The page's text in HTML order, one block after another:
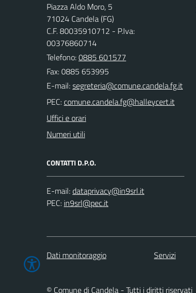
Piazza Aldo Moro, 5
71024 Candela (FG)
C.F. 80035910712 - P.Iva:
00376860714
Telefono:0885 601577
Fax: 0885 653995
E-mail:
PEC:
Uffici e orari
Numeri utili
CONTATTI D.P.O.
E-mail:
PEC:
Dati monitoraggio Servizi
© Comune di Candela - Tutti i diritti riservati